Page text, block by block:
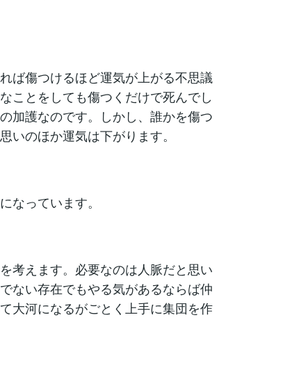
ば傷つけるほど運気が上がる不思議
ことをしても傷つくだけで死んでし
加護なのです。しかし、誰かを傷つ
いのほか運気は下がります。
なっています。
考えます。必要なのは人脈だと思い
ない存在でもやる気があるならば仲
大河になるがごとく上手に集団を作